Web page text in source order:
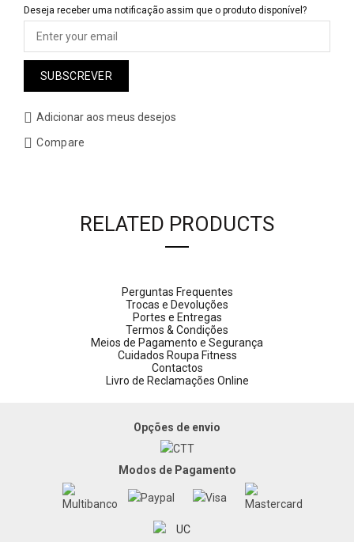
Deseja receber uma notificação assim que o produto disponível?
SUBSCREVER
Adicionar aos meus desejos
Compare
RELATED PRODUCTS
Perguntas Frequentes
Trocas e Devoluções
Portes e Entregas
Termos & Condições
Meios de Pagamento e Segurança
Cuidados Roupa Fitness
Contactos
Livro de Reclamações Online
Opções de envio
Modos de Pagamento